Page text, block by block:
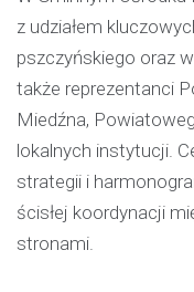
z udziałem
pszczyńskiego oraz
także reprezentanci
Miedźna,
lokalnych instytucji.
strategii i
ścisłej koordynacji
stronami.